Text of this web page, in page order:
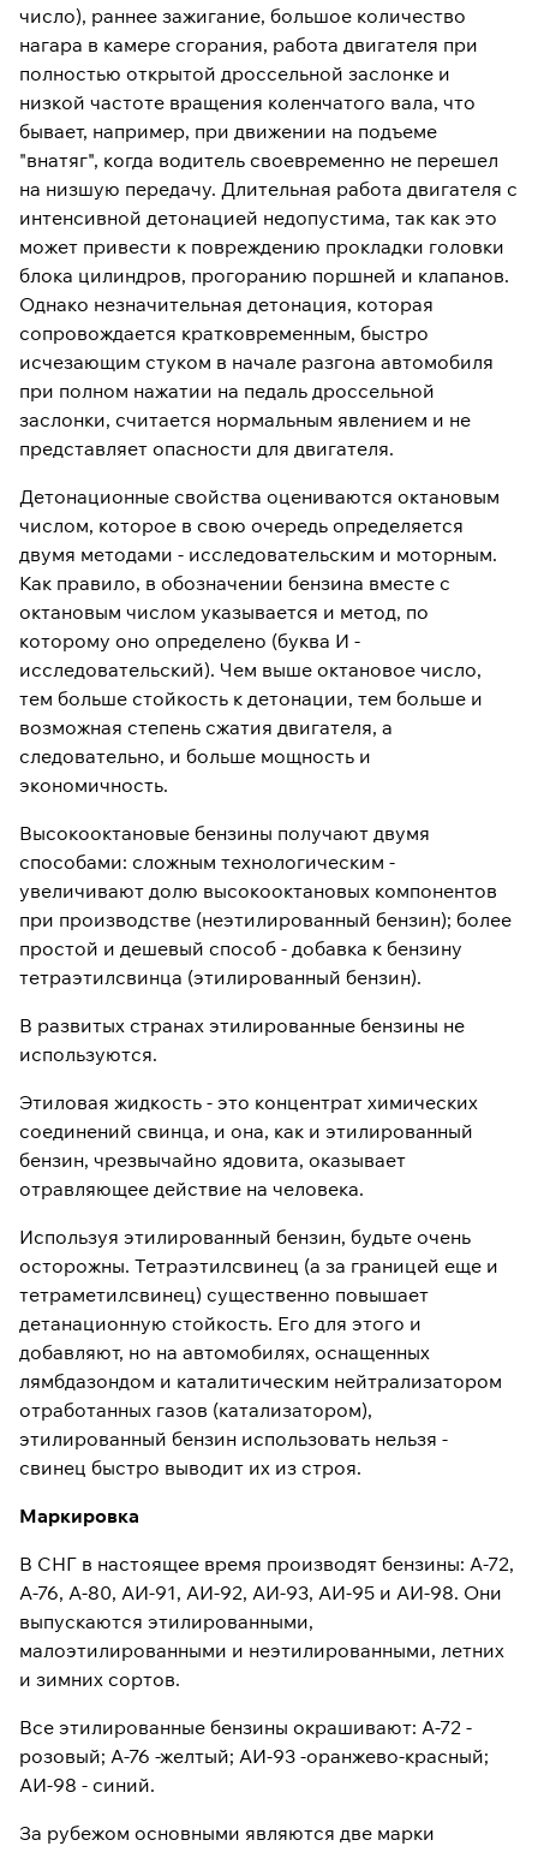
число), раннее зажигание, большое количество
нагара в камере сгорания, работа двигателя при
полностью открытой дроссельной заслонке и
низкой частоте вращения коленчатого вала, что
бывает, например, при движении на подъеме
"внатяг", когда водитель своевременно не перешел
на низшую передачу. Длительная работа двигателя с
интенсивной детонацией недопустима, так как это
может привести к повреждению прокладки головки
блока цилиндров, прогоранию поршней и клапанов.
Однако незначительная детонация, которая
сопровождается кратковременным, быстро
исчезающим стуком в начале разгона автомобиля
при полном нажатии на педаль дроссельной
заслонки, считается нормальным явлением и не
представляет опасности для двигателя.
Детонационные свойства оцениваются октановым
числом, которое в свою очередь определяется
двумя методами - исследовательским и моторным.
Как правило, в обозначении бензина вместе с
октановым числом указывается и метод, по
которому оно определено (буква И -
исследовательский). Чем выше октановое число,
тем больше стойкость к детонации, тем больше и
возможная степень сжатия двигателя, а
следовательно, и больше мощность и
экономичность.
Высокооктановые бензины получают двумя
способами: сложным технологическим -
увеличивают долю высокооктановых компонентов
при производстве (неэтилированный бензин); более
простой и дешевый способ - добавка к бензину
тетраэтилсвинца (этилированный бензин).
В развитых странах этилированные бензины не
используются.
Этиловая жидкость - это концентрат химических
соединений свинца, и она, как и этилированный
бензин, чрезвычайно ядовита, оказывает
отравляющее действие на человека.
Используя этилированный бензин, будьте очень
осторожны. Тетраэтилсвинец (а за границей еще и
тетраметилсвинец) существенно повышает
детанационную стойкость. Его для этого и
добавляют, но на автомобилях, оснащенных
лямбдазондом и каталитическим нейтрализатором
отработанных газов (катализатором),
этилированный бензин использовать нельзя -
свинец быстро выводит их из строя.
Маркировка
В СНГ в настоящее время производят бензины: А-72,
А-76, А-80, АИ-91, АИ-92, АИ-93, АИ-95 и АИ-98. Они
выпускаются этилированными,
малоэтилированными и неэтилированными, летних
и зимних сортов.
Все этилированные бензины окрашивают: А-72 -
розовый; А-76 -желтый; АИ-93 -оранжево-красный;
АИ-98 - синий.
За рубежом основными являются две марки